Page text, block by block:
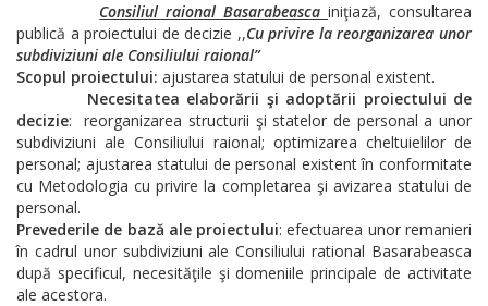
Consiliul raional Basarabeascainiţiază, consultarea
publică a proiectului de decizie ,,Cu privire la reorganizarea unor
subdiviziuni ale Consiliului raional”
Scopul proiectului: ajustarea statului de personal existent.
Necesitatea elaborării şi adoptării proiectului de
decizie: reorganizarea structurii şi statelor de personal a unor
subdiviziuni ale Consiliului raional; optimizarea cheltuielilor de
personal; ajustarea statului de personal existent în conformitate
cu Metodologia cu privire la completarea şi avizarea statului de
personal.
Prevederile de bază ale proiectului: efectuarea unor remanieri
în cadrul unor subdiviziuni ale Consiliului rational Basarabeasca
după specificul, necesităţile şi domeniile principale de activitate
ale acestora.